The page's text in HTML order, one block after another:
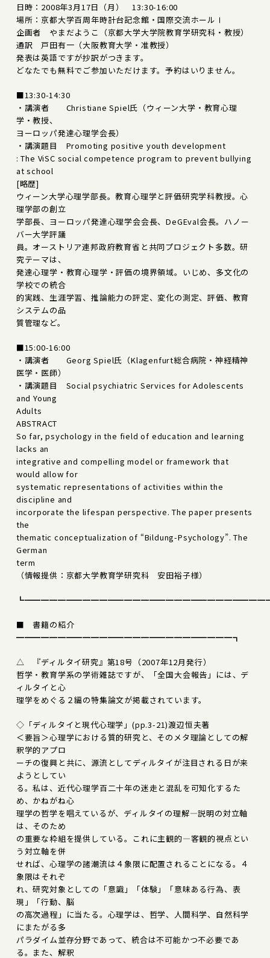
日時：2008年3月17日（月） 13:30-16:00
場所：京都大学百周年時計台記念館・国際交流ホールⅠ
企画者 やまだようこ（京都大学大学院教育学研究科・教授）
通訳 戸田有一（大阪教育大学・准教授）
発表は英語ですが抄訳がつきます。
どなたでも無料でご参加いただけます。予約はいりません。
■13:30-14:30
・講演者 Christiane Spiel氏（ウィーン大学・教育心理
学・教授、
ヨーロッパ発達心理学会長）
・講演題目 Promoting positive youth development
: The ViSC social competence program to prevent bullying
at school
[略歴]
ウィーン大学心理学部長。教育心理学と評価研究学科教授。心
理学部の創立
学部長、ヨーロッパ発達心理学会会長、DeGEval会長。ハノー
バー大学評議
員。オーストリア連邦政府教育省と共同プロジェクト多数。研
究テーマは、
発達心理学・教育心理学・評価の境界領域。いじめ、多文化の
学校での統合
的実践、生涯学習、推論能力の評定、変化の測定、評価、教育
システムの品
質管理など。
■15:00-16:00
・講演者 Georg Spiel氏（Klagenfurt総合病院・神経精神
医学・医師）
・講演題目 Social psychiatric Services for Adolescents
and Young
Adults
ABSTRACT
So far, psychology in the field of education and learning
lacks an
integrative and compelling model or framework that
would allow for
systematic representations of activities within the
discipline and
incorporate the lifespan perspective. The paper presents
the
thematic conceptualization of “Bildung-Psychology”. The
German
term
（情報提供：京都大学教育学研究科 安田裕子様）
■ 書籍の紹介
━━━━━━━━━━━━━━━━━━━━━━━━━━┓
△ 『ディルタイ研究』第18号（2007年12月発行）
哲学・教育学系の学術雑誌ですが、「全国大会報告」には、デ
ィルタイと心
理学をめぐる２編の特集論文が掲載されています。
◇「ディルタイと現代心理学」(pp.3-21)渡辺恒夫著
＜要旨＞心理学における質的研究と、そのメタ理論としての解
釈学的アプロ
ーチの復興と共に、源流としてディルタイが注目される日が来
ようとしてい
る。私は、近代心理学百二十年の迷走と混乱を可知化するた
め、かねがね心
理学の哲学を唱えているが、ディルタイの理解―説明の対立軸
は、そのため
の重要な枠組を提供している。これに主観的―客観的視点とい
う対立軸を併
せれば、心理学の諸潮流は４象限に配置されることになる。４
象限はそれぞ
れ、研究対象としての「意識」「体験」「意味ある行為、表
現」「行動、脳
の高次過程」に当たる。心理学は、哲学、人間科学、自然科学
にまたがる多
パラダイム並存分野であって、統合は不可能かつ不必要であ
る。また、解釈